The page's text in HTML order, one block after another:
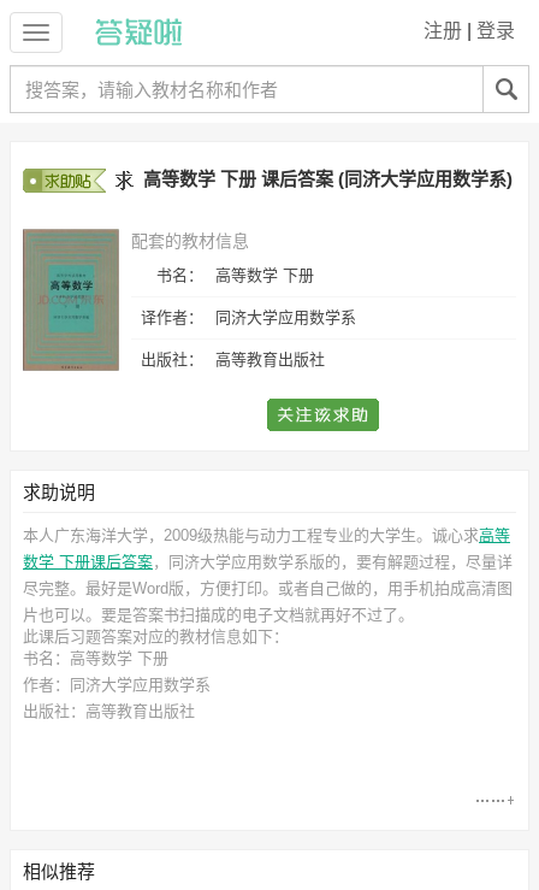
注册 登录
高等数学 下册 课后答案 (同济大学应用数学系)
配套的教材信息
书名： 高等数学 下册
译作者： 同济大学应用数学系
出版社： 高等教育出版社
求助说明
本人广东海洋大学，2009级热能与动力工程专业的大学生。诚心求高等
数学 下册课后答案，同济大学应用数学系版的，要有解题过程，尽量详
尽完整。最好是Word版，方便打印。或者自己做的，用手机拍成高清图
片也可以。要是答案书扫描成的电子文档就再好不过了。
此课后习题答案对应的教材信息如下：
书名：高等数学 下册
作者：同济大学应用数学系
出版社：高等教育出版社
相似推荐